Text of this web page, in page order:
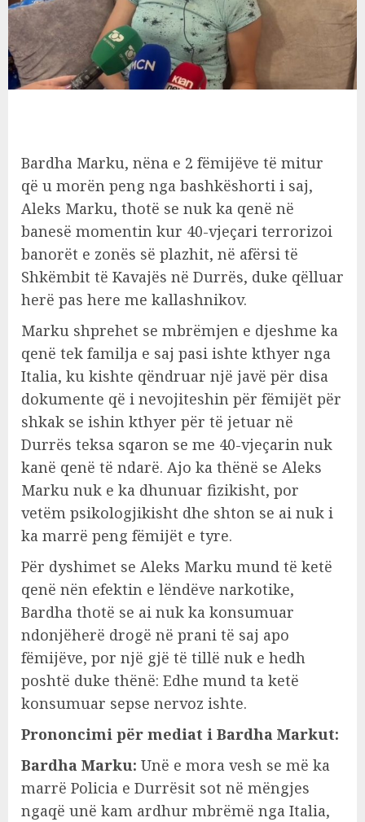
Bardha Marku, nëna e 2 fëmijëve të mitur
që u morën peng nga bashkëshorti i saj,
Aleks Marku, thotë se nuk ka qenë në
banesë momentin kur 40-vjeçari terrorizoi
banorët e zonës së plazhit, në afërsi të
Shkëmbit të Kavajës në Durrës, duke qëlluar
herë pas here me kallashnikov.
Marku shprehet se mbrëmjen e djeshme ka
qenë tek familja e saj pasi ishte kthyer nga
Italia, ku kishte qëndruar një javë për disa
dokumente që i nevojiteshin për fëmijët për
shkak se ishin kthyer për të jetuar në
Durrës teksa sqaron se me 40-vjeçarin nuk
kanë qenë të ndarë. Ajo ka thënë se Aleks
Marku nuk e ka dhunuar fizikisht, por
vetëm psikologjikisht dhe shton se ai nuk i
ka marrë peng fëmijët e tyre.
Për dyshimet se Aleks Marku mund të ketë
qenë nën efektin e lëndëve narkotike,
Bardha thotë se ai nuk ka konsumuar
ndonjëherë drogë në prani të saj apo
fëmijëve, por një gjë të tillë nuk e hedh
poshtë duke thënë: Edhe mund ta ketë
konsumuar sepse nervoz ishte.
Prononcimi për mediat i Bardha Markut:
Bardha Marku: Unë e mora vesh se më ka
marrë Policia e Durrësit sot në mëngjes
ngaqë unë kam ardhur mbrëmë nga Italia,